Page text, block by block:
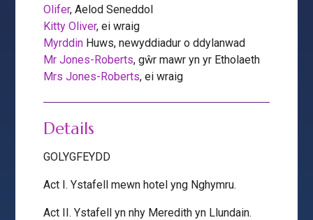
Olifer, Aelod Seneddol
Kitty Oliver, ei wraig
Myrddin Huws, newyddiadur o ddylanwad
Mr Jones-Roberts, gŵr mawr yn yr Etholaeth
Mrs Jones-Roberts, ei wraig
Details
GOLYGFEYDD
Act I. Ystafell mewn hotel yng Nghymru.
Act II. Ystafell yn nhy Meredith yn Llundain.